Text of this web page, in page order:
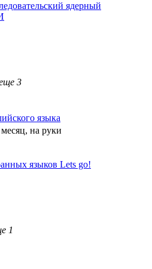
ядерный
3
языка
месяц, на руки
языков Lets go!
1